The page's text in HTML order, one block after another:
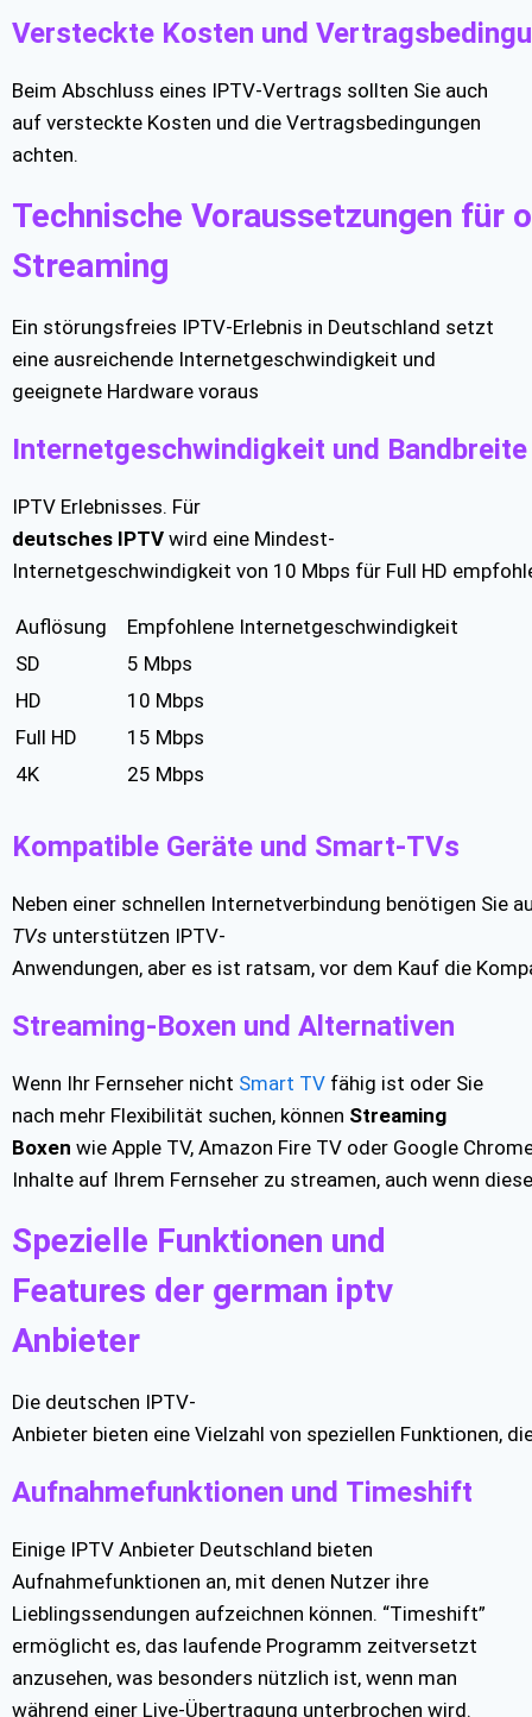
Versteckte Kosten und
Beim Abschluss eines IPTV-Vertrags sollten Sie auch
auf versteckte Kosten und die Vertragsbedingungen
achten.
Technische Voraussetzungen für
Streaming
Ein störungsfreies IPTV-Erlebnis in Deutschland setzt
eine ausreichende Internetgeschwindigkeit und
geeignete Hardware voraus
Internetgeschwindigkeit und Bandbreite
IPTV Erlebnisses. Für
deutsches IPTV wird eine Mindest-
Internetgeschwindigkeit von 10 Mbps für Full HD
Auflösung
Empfohlene Internetgeschwindigkeit
SD
5 Mbps
HD
10 Mbps
Full HD
15 Mbps
4K
25 Mbps
Kompatible Geräte und Smart-TVs
Neben einer schnellen Internetverbindung benötigen Sie
TVs unterstützen IPTV-
Anwendungen, aber es ist ratsam, vor dem Kauf die
Streaming-Boxen und Alternativen
Wenn Ihr Fernseher nicht Smart TV fähig ist oder Sie
nach mehr Flexibilität suchen, können Streaming
Boxen wie Apple TV, Amazon Fire TV oder Google
Inhalte auf Ihrem Fernseher zu streamen, auch wenn
Spezielle Funktionen und
Features der german iptv
Anbieter
Die deutschen IPTV-
Anbieter bieten eine Vielzahl von speziellen Funktionen,
Aufnahmefunktionen und Timeshift
Einige IPTV Anbieter Deutschland bieten
Aufnahmefunktionen an, mit denen Nutzer ihre
Lieblingssendungen aufzeichnen können. “Timeshift”
ermöglicht es, das laufende Programm zeitversetzt
anzusehen, was besonders nützlich ist, wenn man
während einer Live-Übertragung unterbrochen wird.